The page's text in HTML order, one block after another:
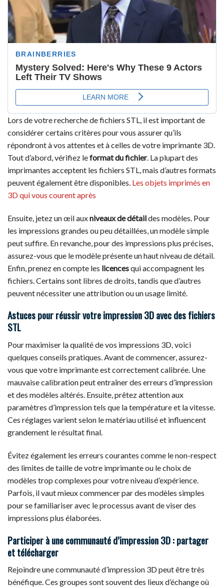
Lors de votre recherche de fichiers STL, il est important de
considérer certains critères pour vous assurer qu’ils
répondront à vos attentes et à celles de votre imprimante 3D.
Tout d’abord, vérifiez leformat du fichier. La plupart des
imprimantes acceptent les fichiers STL, mais d’autres formats
peuvent également être disponibles. Les objets imprimés en
3D qui vous courent après
Ensuite, jetez un œil auxniveaux de détaildes modèles. Pour
les impressions grandes ou peu détaillées, un modèle simple
peut suffire. En revanche, pour des impressions plus précises,
assurez-vous que le modèle présente un haut niveau de détail.
Enfin, prenez en compte les licencesqui accompagnent les
fichiers. Certains sont libres de droits, tandis que d’autres
peuvent nécessiter une attribution ou un usage limité.
Astuces pour réussir votre impression 3D avec des fichiers
STL
Pour maximiser la qualité de vos impressions 3D, voici
quelques conseils pratiques. Avant de commencer, assurez-
vous que votre imprimante est correctement calibrée. Une
mauvaise calibration peut entraîner des erreurs d’impression
et des modèles altérés. Ensuite, prêtez attention aux
paramètres d’impression tels que la température et la vitesse.
Ces réglages varient selon le matériau utilisé et influencent
grandement le résultat final.
Évitez également les erreurs courantes comme le non-respect
des limites de taille de votre imprimante ou le choix de
modèles trop complexes pour votre niveau d’expérience.
Parfois, il vaut mieux commencer par des modèles simples
pour se familiariser avec le processus avant de viser des
impressions plus élaborées.
Participer à une communauté d’impression 3D : partager
et télécharger
Rejoindre une communauté d’impression 3D peut être très
bénéfique. Ces groupes sont souvent des lieux d’échange où